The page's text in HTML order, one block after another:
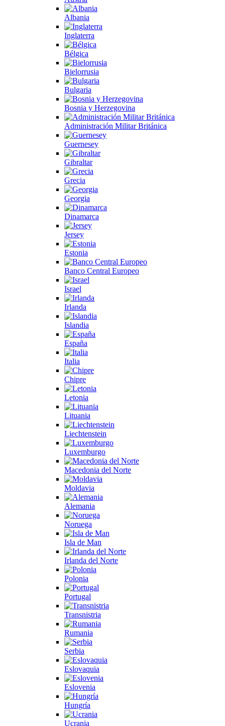
Albania
Inglaterra
Bélgica
Bielorrusia
Bulgaria
Bosnia y Herzegovina
Administración Militar Británica
Guernesey
Gibraltar
Grecia
Georgia
Dinamarca
Jersey
Estonia
Banco Central Europeo
Israel
Irlanda
Islandia
España
Italia
Chipre
Letonia
Lituania
Liechtenstein
Luxemburgo
Macedonia del Norte
Moldavia
Alemania
Noruega
Isla de Man
Irlanda del Norte
Polonia
Portugal
Transnistria
Rumania
Serbia
Eslovaquia
Eslovenia
Hungría
Ucrania